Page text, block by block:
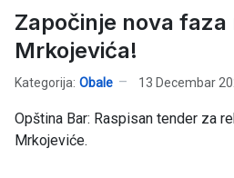
Započinje nova faza
Mrkojevića!
Kategorija: Obale 13 Decembar
Opština Bar: Raspisan tender za
Mrkojeviće.